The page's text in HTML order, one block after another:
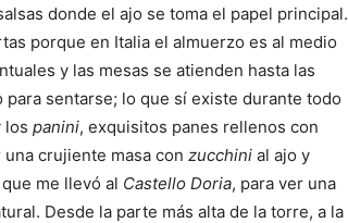
donde el ajo se toma el papel principal.
porque en Italia el almuerzo es al medio
y las mesas se atienden hasta las
sentarse; lo que sí existe durante todo
los panini, exquisitos panes rellenos con
crujiente masa con zucchini al ajo y
me llevó al Castello Doria, para ver una
Desde la parte más alta de la torre, a la